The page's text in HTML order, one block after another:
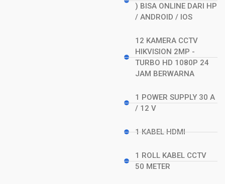
) BISA ONLINE DARI HP
/ ANDROID / IOS
12 KAMERA CCTV
HIKVISION 2MP -
TURBO HD 1080P 24
JAM BERWARNA
1 POWER SUPPLY 30 A
/ 12 V
1 KABEL HDMI
1 ROLL KABEL CCTV
50 METER